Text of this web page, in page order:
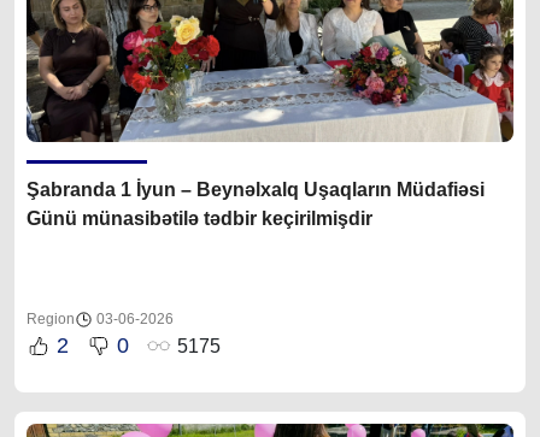
Şabranda 1 İyun – Beynəlxalq Uşaqların Müdafiəsi
Günü münasibətilə tədbir keçirilmişdir
Region 03-06-2026
2 0 5175